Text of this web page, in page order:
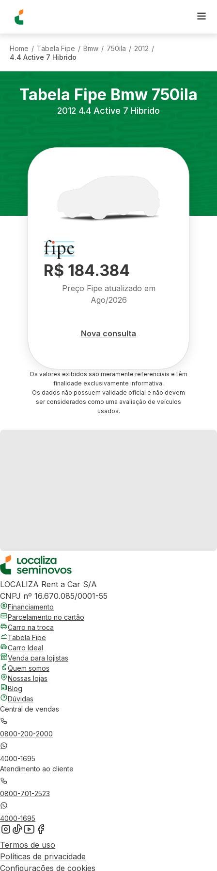
Home / Tabela Fipe / Bmw / 750ila / 2012 /
4.4 Active 7 Hibrido
Tabela Fipe Bmw 750ila
2012 4.4 Active 7 Hibrido
R$ 184.384
Preço Fipe atualizado em
Ago/2026
Nova consulta
Os valores exibidos são meramente referenciais e têm
finalidade exclusivamente informativa.
Os dados não possuem validade oficial e não devem
ser considerados como uma avaliação de veículos
usados.
LOCALIZA Rent a Car S/A
CNPJ nº 16.670.085/0001-55
Financiamento
Parcelamento no cartão
Carro na troca
Tabela Fipe
Carro Ideal
Venda para lojistas
Quem somos
Nossas lojas
Blog
Dúvidas
Central de vendas
0800-200-2000
4000-1695
Atendimento ao cliente
0800-701-2523
4000-1695
Termos de uso
Políticas de privacidade
Configurações de cookies